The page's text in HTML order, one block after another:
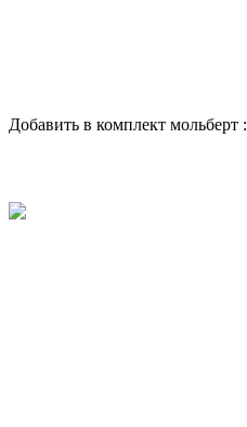
Добавить в комплект мольберт :